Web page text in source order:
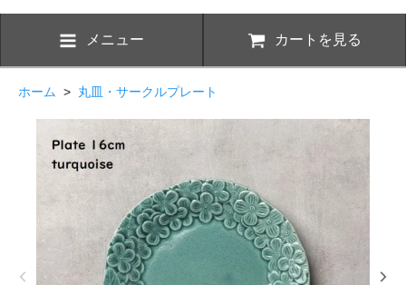
メニュー カートを見る
ホーム > 丸皿・サークルプレート